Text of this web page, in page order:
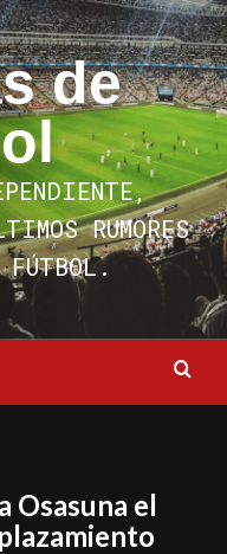
de
RUMORES
FÚTBOL.
Osasuna el